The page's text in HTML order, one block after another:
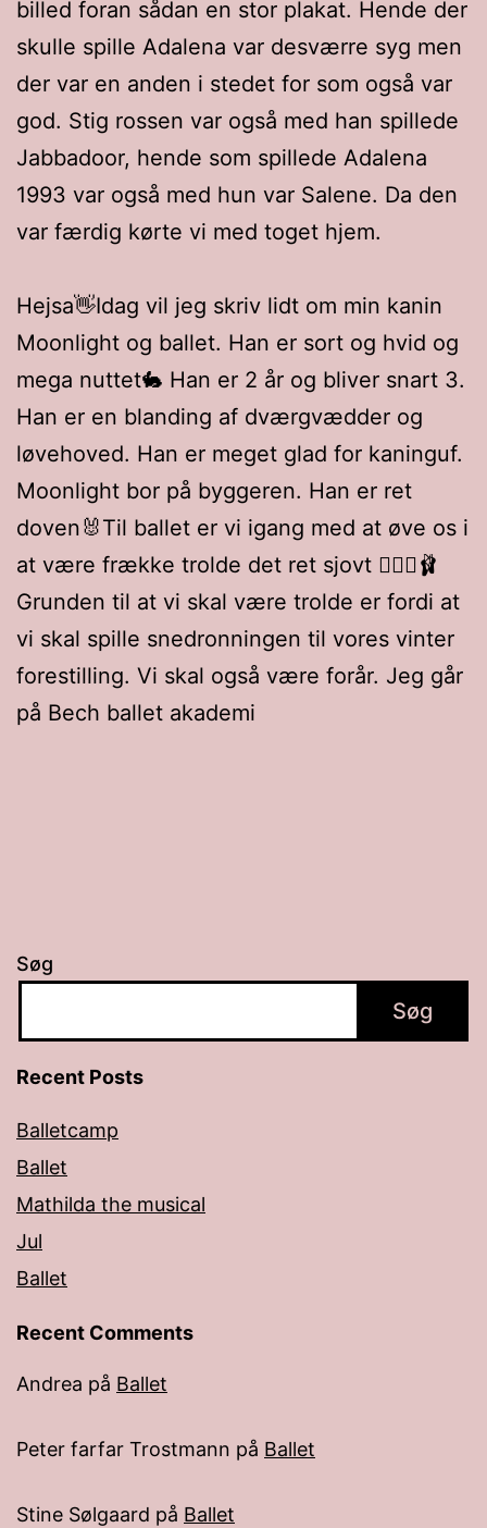
billed foran sådan en stor plakat. Hende der
skulle spille Adalena var desværre syg men
der var en anden i stedet for som også var
god. Stig rossen var også med han spillede
Jabbadoor, hende som spillede Adalena
1993 var også med hun var Salene. Da den
var færdig kørte vi med toget hjem.
Hejsa👋Idag vil jeg skriv lidt om min kanin
Moonlight og ballet. Han er sort og hvid og
mega nuttet🐇 Han er 2 år og bliver snart 3.
Han er en blanding af dværgvædder og
løvehoved. Han er meget glad for kaninguf.
Moonlight bor på byggeren. Han er ret
doven🐰Til ballet er vi igang med at øve os i
at være frække trolde det ret sjovt 🧝🏻‍♀️🩰
Grunden til at vi skal være trolde er fordi at
vi skal spille snedronningen til vores vinter
forestilling. Vi skal også være forår. Jeg går
på Bech ballet akademi
Søg
Søg
Recent Posts
Balletcamp
Ballet
Mathilda the musical
Jul
Ballet
Recent Comments
Andrea på Ballet
Peter farfar Trostmann på Ballet
Stine Sølgaard på Ballet